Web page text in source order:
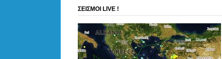
ΣΕΙΣΜΟΙ LIVE !